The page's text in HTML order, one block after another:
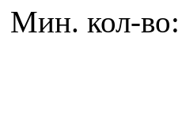
Мин. кол-во: